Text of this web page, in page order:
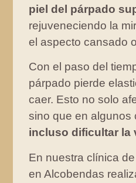
piel del párpado
rejuveneciendo la
el aspecto cansado
Con el paso del
párpado pierde
caer. Esto no solo
sino que en algunos
incluso dificultar la
En nuestra clínica
en Alcobendas